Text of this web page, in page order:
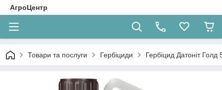
АгроЦентр
Товари та послуги Гербіциди Гербіцид Датоніт Голд